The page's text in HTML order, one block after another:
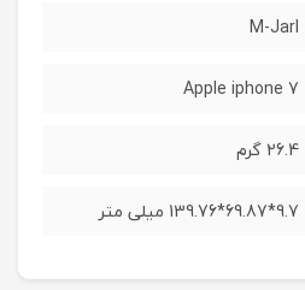
M-Jarl
7 Apple iphone
26.4 گرم
9.7*69.87*139.76 میلی متر